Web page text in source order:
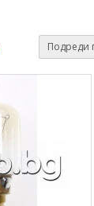
Подреди